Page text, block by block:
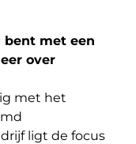
bent met een
over
met het
ligt de focus